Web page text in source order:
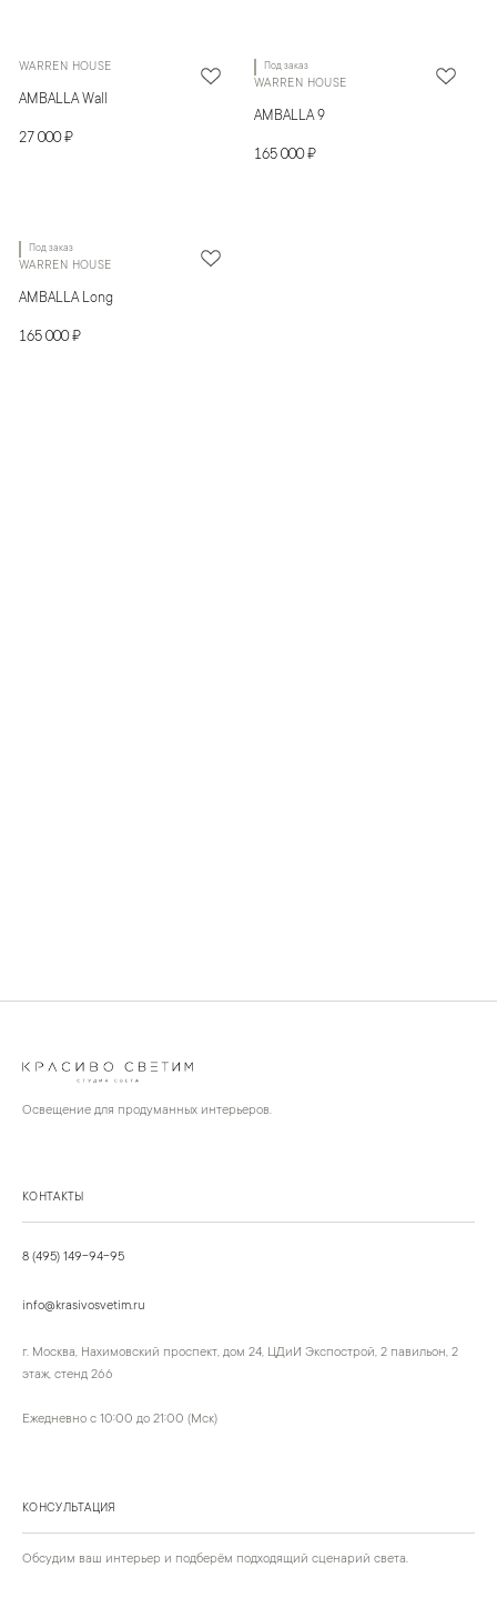
WARREN HOUSE
AMBALLA Wall
27 000 ₽
Под заказ
WARREN HOUSE
AMBALLA 9
165 000 ₽
Под заказ
WARREN HOUSE
AMBALLA Long
165 000 ₽
Освещение для продуманных интерьеров.
КОНТАКТЫ
8 (495) 149-94-95
info@krasivosvetim.ru
г. Москва, Нахимовский проспект, дом 24, ЦДиИ Экспострой, 2 павильон, 2
этаж, стенд 266
Ежедневно с 10:00 до 21:00 (Мск)
КОНСУЛЬТАЦИЯ
Обсудим ваш интерьер и подберём подходящий сценарий света.